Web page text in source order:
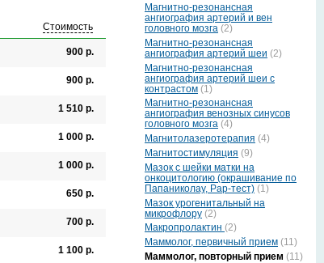
Магнитно-резонансная
ангиография артерий и вен
головного мозга (2)
Магнитно-резонансная
ангиография артерий шеи (2)
Магнитно-резонансная
ангиография артерий шеи с
контрастом (1)
Магнитно-резонансная
ангиография венозных синусов
головного мозга (4)
Магнитолазеротерапия (4)
Магнитостимуляция (9)
Мазок с шейки матки на
онкоцитологию (окрашивание по
Папаниколау, Рар-тест) (1)
Мазок урогенитальный на
микрофлору (2)
Макропролактин (2)
Маммолог, первичный прием (11)
Маммолог, повторный прием (11)
Стоимость
900 р.
900 р.
1 510 р.
1 000 р.
1 000 р.
650 р.
700 р.
1 100 р.